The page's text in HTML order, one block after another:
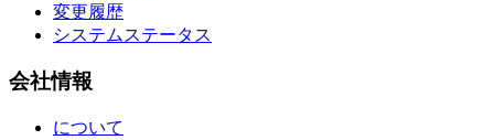
変更履歴
システムステータス
会社情報
について